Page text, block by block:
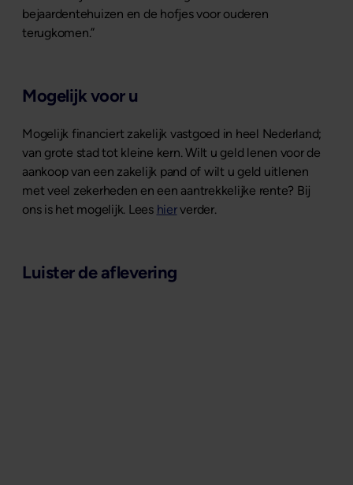
bejaardentehuizen en de hofjes voor ouderen
terugkomen.”
Mogelijk voor u
Mogelijk financiert zakelijk vastgoed in heel Nederland;
van grote stad tot kleine kern. Wilt u geld lenen voor de
aankoop van een zakelijk pand of wilt u geld uitlenen
met veel zekerheden en een aantrekkelijke rente? Bij
ons is het mogelijk. Lees hierverder.
Luister de aflevering